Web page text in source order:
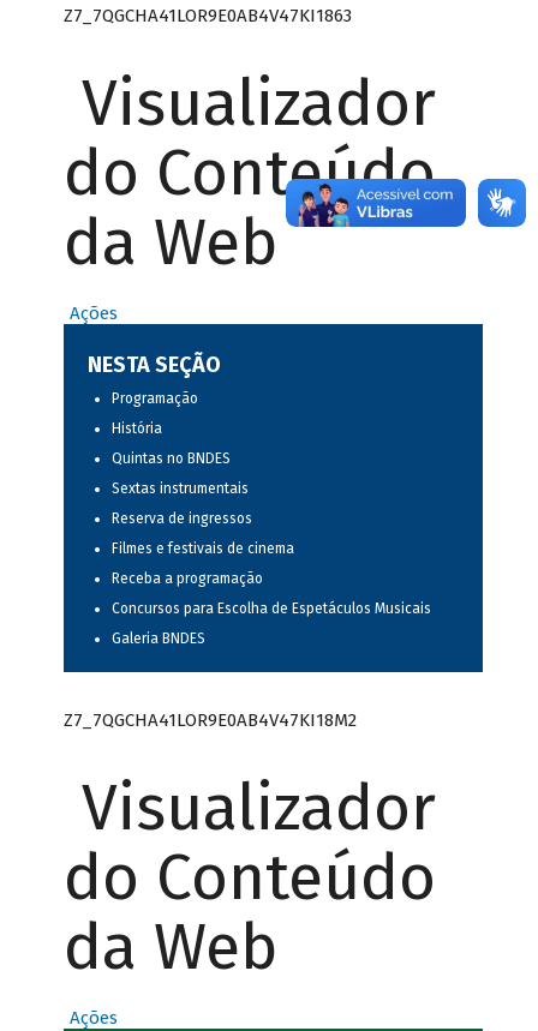
Z7_7QGCHA41LOR9E0AB4V47KI1863
Visualizador
do Conteúdo
da Web
Ações
NESTA SEÇÃO
Programação
História
Quintas no BNDES
Sextas instrumentais
Reserva de ingressos
Filmes e festivais de cinema
Receba a programação
Concursos para Escolha de Espetáculos Musicais
Galeria BNDES
Z7_7QGCHA41LOR9E0AB4V47KI18M2
Visualizador
do Conteúdo
da Web
Ações